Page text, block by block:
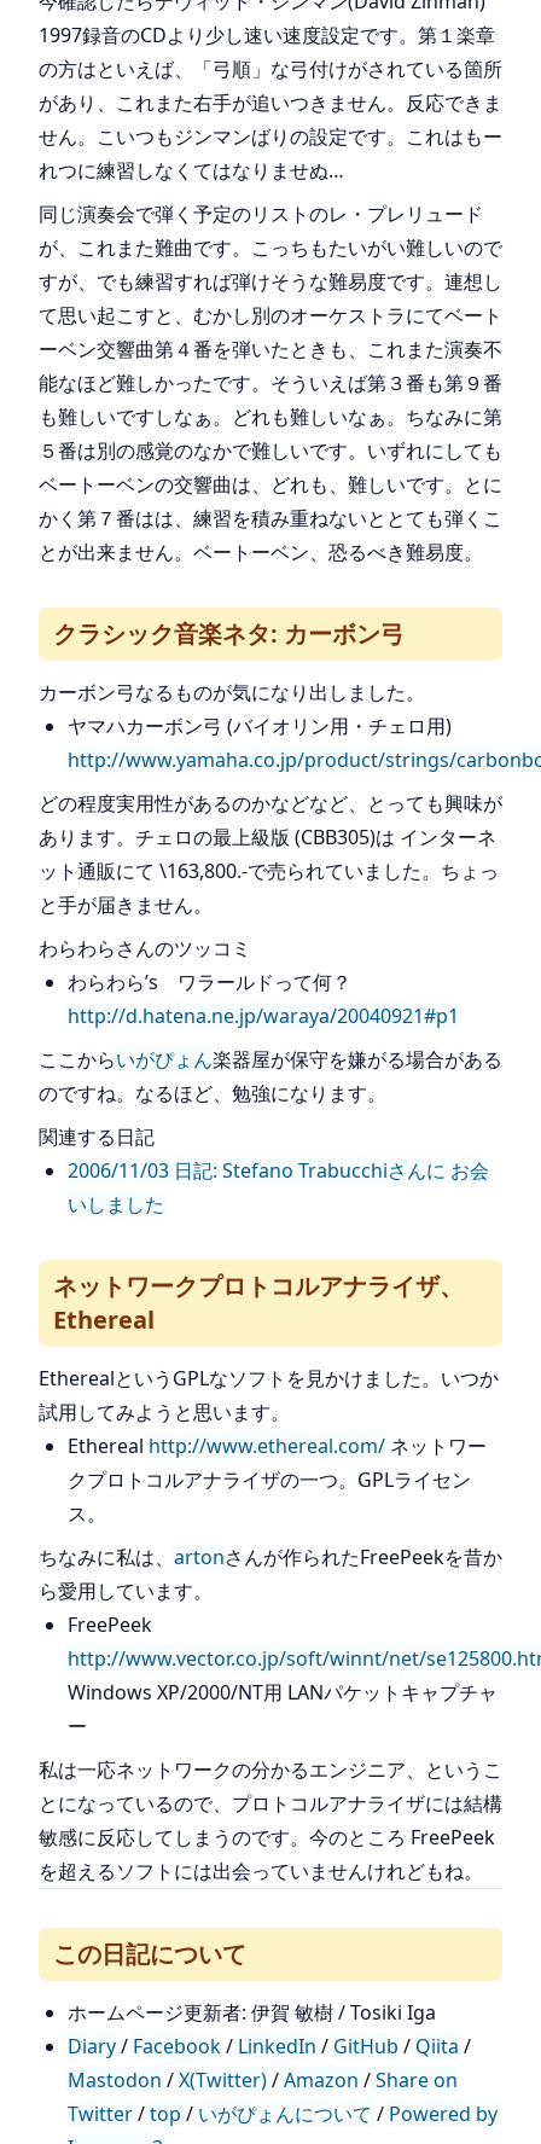
1997録音のCDより少し速い速度設定です。第１楽章
の方はといえば、「弓順」な弓付けがされている箇所
があり、これまた右手が追いつきません。反応できま
せん。こいつもジンマンばりの設定です。これはもー
れつに練習しなくてはなりませぬ…
同じ演奏会で弾く予定のリストのレ・プレリュード
が、これまた難曲です。こっちもたいがい難しいので
すが、でも練習すれば弾けそうな難易度です。連想し
て思い起こすと、むかし別のオーケストラにてベート
ーベン交響曲第４番を弾いたときも、これまた演奏不
能なほど難しかったです。そういえば第３番も第９番
も難しいですしなぁ。どれも難しいなぁ。ちなみに第
５番は別の感覚のなかで難しいです。いずれにしても
ベートーベンの交響曲は、どれも、難しいです。とに
かく第７番はは、練習を積み重ねないととても弾くこ
とが出来ません。ベートーベン、恐るべき難易度。
クラシック音楽ネタ: カーボン弓
カーボン弓なるものが気になり出しました。
ヤマハカーボン弓 (バイオリン用・チェロ用)
http://www.yamaha.co.jp/product/strings/
どの程度実用性があるのかなどなど、とっても興味が
あります。チェロの最上級版 (CBB305)は インターネ
ット通販にて \163,800.-で売られていました。ちょっ
と手が届きません。
わらわらさんのツッコミ
わらわら’s ワラールドって何？
http://d.hatena.ne.jp/waraya/20040921#p1
ここからいがぴょん楽器屋が保守を嫌がる場合がある
のですね。なるほど、勉強になります。
関連する日記
2006/11/03 日記: Stefano Trabucchiさんに お会
いしました
ネットワークプロトコルアナライザ、
Ethereal
EtherealというGPLなソフトを見かけました。いつか
試用してみようと思います。
Ethereal http://www.ethereal.com/ ネットワー
クプロトコルアナライザの一つ。GPLライセン
ス。
ちなみに私は、 artonさんが作られたFreePeekを昔か
ら愛用しています。
FreePeek
http://www.vector.co.jp/soft/winnt/net/
Windows XP/2000/NT用 LANパケットキャプチャ
ー
私は一応ネットワークの分かるエンジニア、というこ
とになっているので、プロトコルアナライザには結構
敏感に反応してしまうのです。今のところ FreePeek
を超えるソフトには出会っていませんけれどもね。
この日記について
ホームページ更新者: 伊賀 敏樹 / Tosiki Iga
Diary/ Facebook/ LinkedIn / GitHub / Qiita /
Mastodon /X(Twitter)/Amazon /Share on
Twitter/top / いがぴょんについて / Powered by